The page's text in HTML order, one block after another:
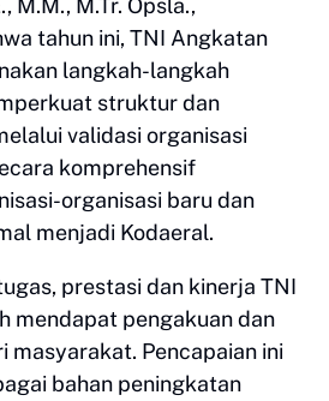
tahun ini, TNI Angkatan
langkah-langkah
struktur dan
validasi organisasi
komprehensif
organisasi baru dan
menjadi Kodaeral.
prestasi dan kinerja TNI
mendapat pengakuan dan
masyarakat. Pencapaian ini
bahan peningkatan